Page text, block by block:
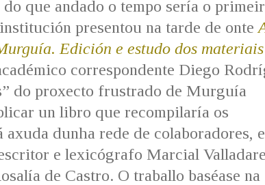
que andado o tempo sería o
presentou na tarde de onte
Edición e estudo dos materiais
correspondente Diego
do proxecto frustrado de Murguía
un libro que recompilaría os
dunha rede de colaboradores,
e lexicógrafo Marcial
de Castro. O traballo baséase na